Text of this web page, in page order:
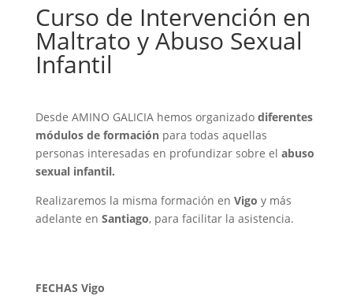
Curso de Intervención en
Maltrato y Abuso Sexual
Infantil
Desde AMINO GALICIA hemos organizado diferentes
módulos de formaciónpara todas aquellas
personas interesadas en profundizar sobre el abuso
sexual infantil.
Realizaremos la misma formación en Vigo y más
adelante en Santiago, para facilitar la asistencia.
FECHAS Vigo